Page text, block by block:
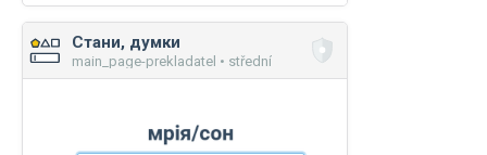
Стани, думки
main_page-prekladatel • střední